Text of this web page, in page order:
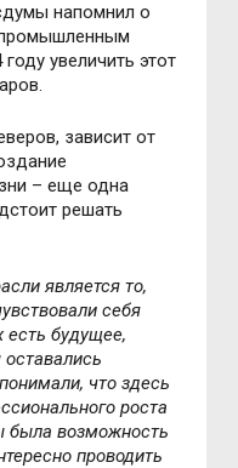
напомнил о
увеличить этот
зависит от
– еще одна
решать
является то,
себя
есть будущее,
что здесь
роста
была возможность
проводить